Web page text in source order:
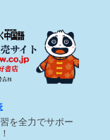
を全力でサポー